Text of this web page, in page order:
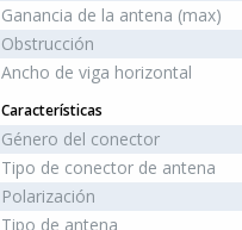
Ganancia de la antena (max)
Obstrucción
Ancho de viga horizontal
Características
Género del conector
Tipo de conector de antena
Polarización
Tipo de antena